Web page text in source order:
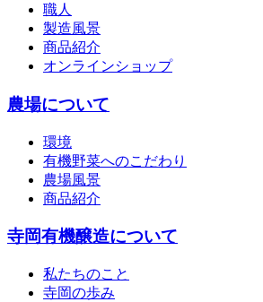
職人
製造風景
商品紹介
オンラインショップ
農場について
環境
有機野菜へのこだわり
農場風景
商品紹介
寺岡有機醸造について
私たちのこと
寺岡の歩み